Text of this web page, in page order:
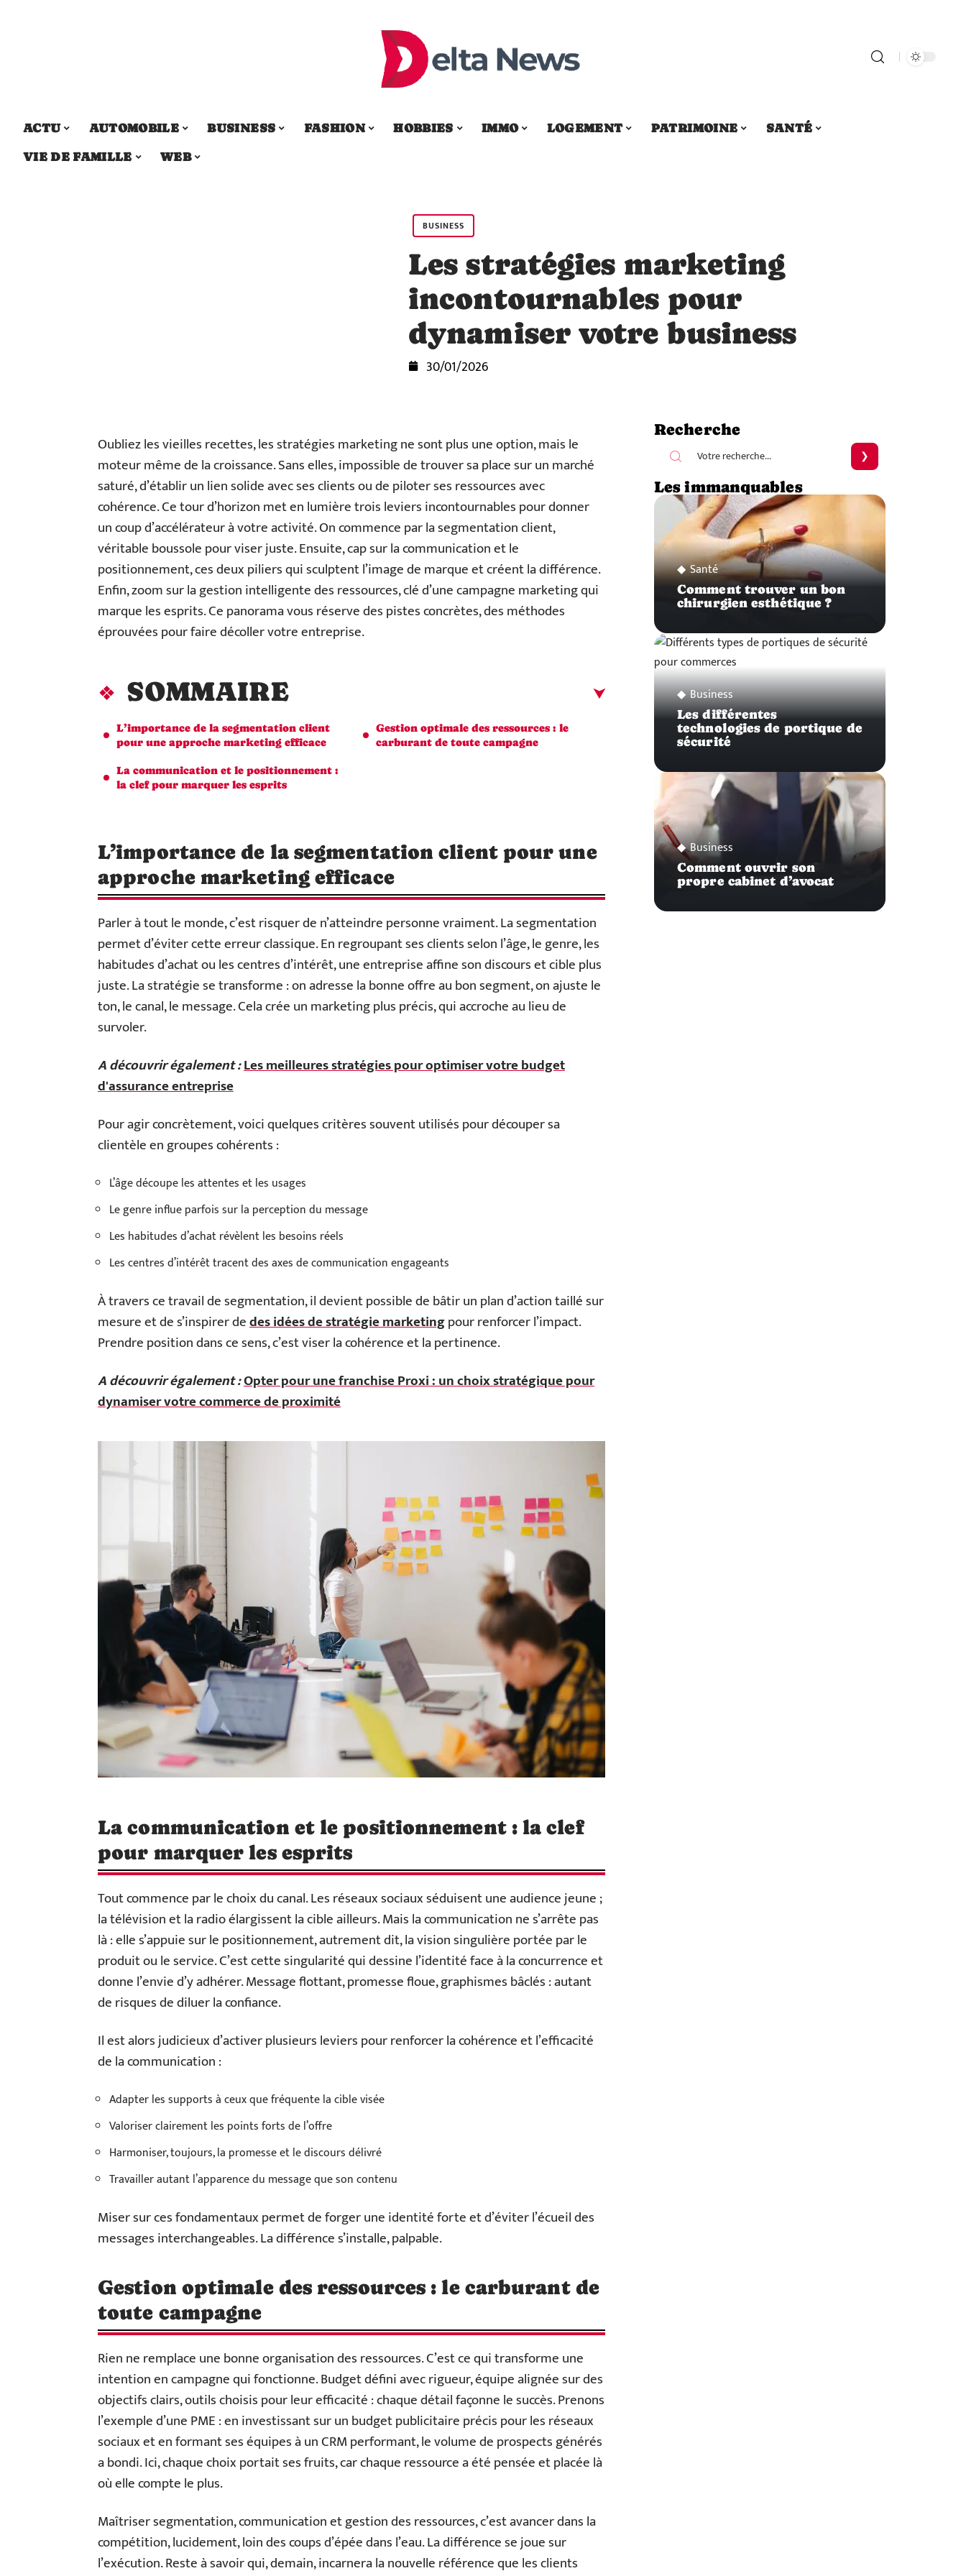
ACTU AUTOMOBILE BUSINESS FASHION HOBBIES IMMO LOGEMENT PATRIMOINE
SANTÉ
VIE DE FAMILLE
WEB
BUSINESS
Les stratégies marketing
incontournables pour
dynamiser votre business
30/01/2026
Oubliez les vieilles recettes, les stratégies marketing ne sont plus une option, mais le
moteur même de la croissance. Sans elles, impossible de trouver sa place sur un marché
saturé, d’établir un lien solide avec ses clients ou de piloter ses ressources avec
cohérence. Ce tour d’horizon met en lumière trois leviers incontournables pour donner
un coup d’accélérateur à votre activité. On commence par la segmentation client,
véritable boussole pour viser juste. Ensuite, cap sur la communication et le
positionnement, ces deux piliers qui sculptent l’image de marque et créent la différence.
Enfin, zoom sur la gestion intelligente des ressources, clé d’une campagne marketing qui
marque les esprits. Ce panorama vous réserve des pistes concrètes, des méthodes
éprouvées pour faire décoller votre entreprise.
SOMMAIRE
L’importance de la segmentation client
pour une approche marketing efficace
La communication et le positionnement :
la clef pour marquer les esprits
Gestion optimale des ressources : le
carburant de toute campagne
L’importance de la segmentation client pour une
approche marketing efficace
Parler à tout le monde, c’est risquer de n’atteindre personne vraiment. La segmentation
permet d’éviter cette erreur classique. En regroupant ses clients selon l’âge, le genre, les
habitudes d’achat ou les centres d’intérêt, une entreprise affine son discours et cible plus
juste. La stratégie se transforme : on adresse la bonne offre au bon segment, on ajuste le
ton, le canal, le message. Cela crée un marketing plus précis, qui accroche au lieu de
survoler.
A découvrir également :Les meilleures stratégies pour optimiser votre budget
d'assurance entreprise
Pour agir concrètement, voici quelques critères souvent utilisés pour découper sa
clientèle en groupes cohérents :
L’âge découpe les attentes et les usages
Le genre influe parfois sur la perception du message
Les habitudes d’achat révèlent les besoins réels
Les centres d’intérêt tracent des axes de communication engageants
À travers ce travail de segmentation, il devient possible de bâtir un plan d’action taillé sur
mesure et de s’inspirer dedes idées de stratégie marketingpour renforcer l’impact.
Prendre position dans ce sens, c’est viser la cohérence et la pertinence.
A découvrir également :Opter pour une franchise Proxi : un choix stratégique pour
dynamiser votre commerce de proximité
La communication et le positionnement : la clef
pour marquer les esprits
Tout commence par le choix du canal. Les réseaux sociaux séduisent une audience jeune ;
la télévision et la radio élargissent la cible ailleurs. Mais la communication ne s’arrête pas
là : elle s’appuie sur le positionnement, autrement dit, la vision singulière portée par le
produit ou le service. C’est cette singularité qui dessine l’identité face à la concurrence et
donne l’envie d’y adhérer. Message flottant, promesse floue, graphismes bâclés : autant
de risques de diluer la confiance.
Il est alors judicieux d’activer plusieurs leviers pour renforcer la cohérence et l’efficacité
de la communication :
Adapter les supports à ceux que fréquente la cible visée
Valoriser clairement les points forts de l’offre
Harmoniser, toujours, la promesse et le discours délivré
Travailler autant l’apparence du message que son contenu
Miser sur ces fondamentaux permet de forger une identité forte et d’éviter l’écueil des
messages interchangeables. La différence s’installe, palpable.
Gestion optimale des ressources : le carburant de
toute campagne
Rien ne remplace une bonne organisation des ressources. C’est ce qui transforme une
intention en campagne qui fonctionne. Budget défini avec rigueur, équipe alignée sur des
objectifs clairs, outils choisis pour leur efficacité : chaque détail façonne le succès. Prenons
l’exemple d’une PME : en investissant sur un budget publicitaire précis pour les réseaux
sociaux et en formant ses équipes à un CRM performant, le volume de prospects générés
a bondi. Ici, chaque choix portait ses fruits, car chaque ressource a été pensée et placée là
où elle compte le plus.
Maîtriser segmentation, communication et gestion des ressources, c’est avancer dans la
compétition, lucidement, loin des coups d’épée dans l’eau. La différence se joue sur
l’exécution. Reste à savoir qui, demain, incarnera la nouvelle référence que les clients
Recherche
Les immanquables
Santé
Comment trouver un bon
chirurgien esthétique ?
Business
Les différentes
technologies de portique de
sécurité
Business
Comment ouvrir son
propre cabinet d’avocat